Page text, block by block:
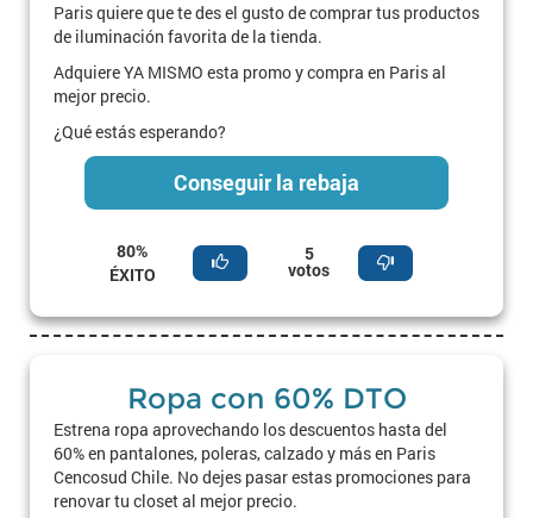
Paris quiere que te des el gusto de comprar tus productos
de iluminación favorita de la tienda.
Adquiere YA MISMO esta promo y compra en Paris al
mejor precio.
¿Qué estás esperando?
Conseguir la rebaja
80%
ÉXITO
5
votos
Ropa con 60% DTO
Estrena ropa aprovechando los descuentos hasta del
60% en pantalones, poleras, calzado y más en Paris
Cencosud Chile. No dejes pasar estas promociones para
renovar tu closet al mejor precio.